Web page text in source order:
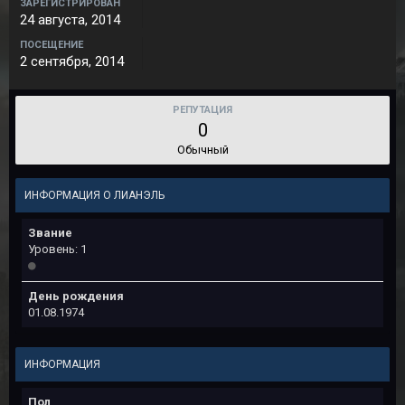
ЗАРЕГИСТРИРОВАН
24 августа, 2014
ПОСЕЩЕНИЕ
2 сентября, 2014
РЕПУТАЦИЯ
0
Обычный
ИНФОРМАЦИЯ О ЛИАНЭЛЬ
Звание
Уровень: 1
День рождения
01.08.1974
ИНФОРМАЦИЯ
Пол